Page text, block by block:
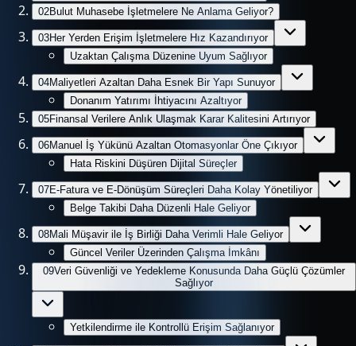
02Bulut Muhasebe İşletmelere Ne Anlama Geliyor?
03Her Yerden Erişim İşletmelere Hız Kazandırıyor
Uzaktan Çalışma Düzenine Uyum Sağlıyor
04Maliyetleri Azaltan Daha Esnek Bir Yapı Sunuyor
Donanım Yatırımı İhtiyacını Azaltıyor
05Finansal Verilere Anlık Ulaşmak Karar Kalitesini Artırıyor
06Manuel İş Yükünü Azaltan Otomasyonlar Öne Çıkıyor
Hata Riskini Düşüren Dijital Süreçler
07E-Fatura ve E-Dönüşüm Süreçleri Daha Kolay Yönetiliyor
Belge Takibi Daha Düzenli Hale Geliyor
08Mali Müşavir ile İş Birliği Daha Verimli Hale Geliyor
Güncel Veriler Üzerinden Çalışma İmkânı
09Veri Güvenliği ve Yedekleme Konusunda Daha Güçlü Çözümler
Sağlıyor
Yetkilendirme ile Kontrollü Erişim Sağlanıyor